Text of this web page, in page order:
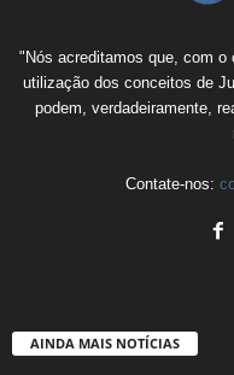
"Nós acreditamos que, com o
utilização dos conceitos de
podem, verdadeiramente,
Contate-nos:
AINDA MAIS NOTÍCIAS